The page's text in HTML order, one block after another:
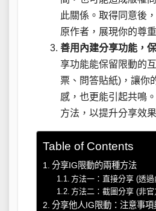
此關係。取得同意後
原作者，展現你的尊重
善用內建分享功能，
享功能能保留限動的
票、問答貼紙)，讓你
感，也更能引起共鳴
方法，以提升分享效
Table of Contents
分享IG限動的兩種方法
方法一：直接分享 (透
方法二：截圖分享 (非官
分享他人IG限動：注意事項